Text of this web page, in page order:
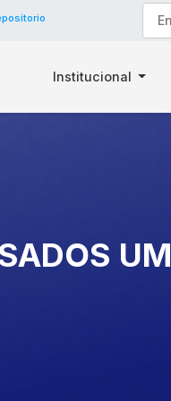
Institucional
UM